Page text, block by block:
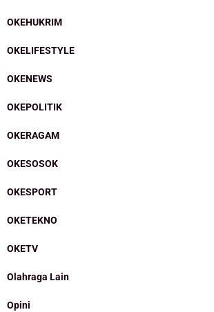
OKEHUKRIM
OKELIFESTYLE
OKENEWS
OKEPOLITIK
OKERAGAM
OKESOSOK
OKESPORT
OKETEKNO
OKETV
Olahraga Lain
Opini